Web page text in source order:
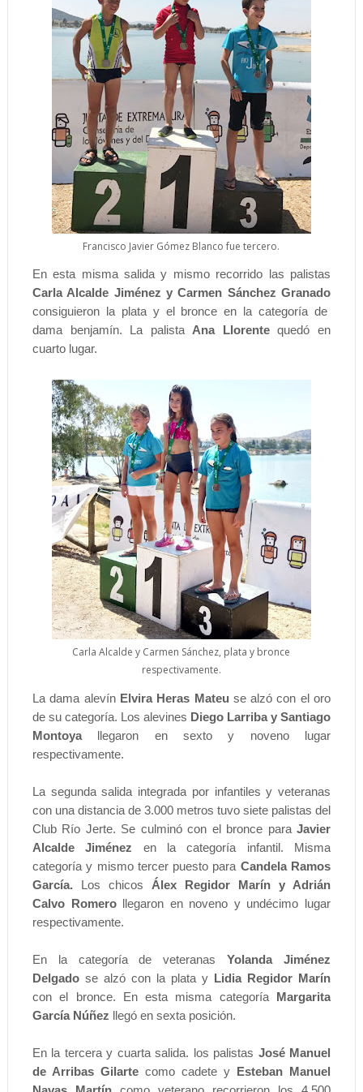
Francisco Javier Gómez Blanco fue tercero.
En esta misma salida y mismo recorrido las palistas
Carla Alcalde Jiménez y Carmen Sánchez Granado
consiguieron la plata y el bronce en la categoría de
dama benjamín. La palistaAna Llorentequedó en
cuarto lugar.
Carla Alcalde y Carmen Sánchez, plata y bronce
respectivamente.
La dama alevín Elvira Heras Mateu se alzó con el oro
de su categoría. Los alevines Diego Larriba y Santiago
Montoyallegaron en sexto y noveno lugar
respectivamente.
La segunda salida integrada por infantiles y veteranas
con una distancia de 3.000 metros tuvo siete palistas del
Club Río Jerte. Se culminó con el bronce paraJavier
Alcalde Jiménez en la categoría infantil. Misma
categoría y mismo tercer puesto para Candela Ramos
García. Los chicos Álex Regidor Marín y Adrián
Calvo Romerollegaron en noveno y undécimo lugar
respectivamente.
En la categoría de veteranasYolanda Jiménez
Delgadose alzó con la plata y Lidia Regidor Marín
con el bronce. En esta misma categoría Margarita
García Núñez llegó en sexta posición.
En la tercera y cuarta salida. los palistas José Manuel
de Arribas Gilartecomo cadete y Esteban Manuel